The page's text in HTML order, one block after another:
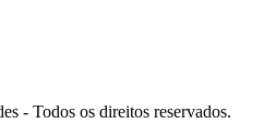
- Todos os direitos reservados.